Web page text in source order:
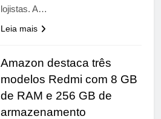
lojistas. A…
Leia mais
Amazon destaca três
modelos Redmi com 8 GB
de RAM e 256 GB de
armazenamento